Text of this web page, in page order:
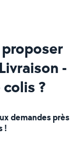
-
?
demandes près
!